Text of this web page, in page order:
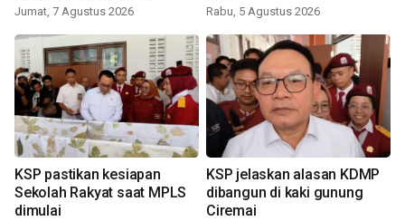
Jumat, 7 Agustus 2026 Rabu, 5 Agustus 2026
KSP pastikan kesiapan
Sekolah Rakyat saat MPLS
dimulai
KSP jelaskan alasan KDMP
dibangun di kaki gunung
Ciremai